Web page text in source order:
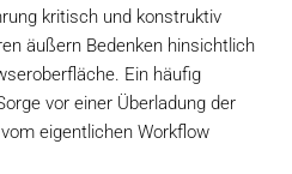
kritisch und konstruktiv
äußern Bedenken hinsichtlich
Ein häufig
vor einer Überladung der
eigentlichen Workflow